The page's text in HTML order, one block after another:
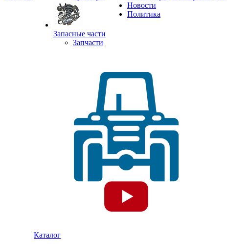
Запасные части
Запчасти
Новости
Политика
Каталог